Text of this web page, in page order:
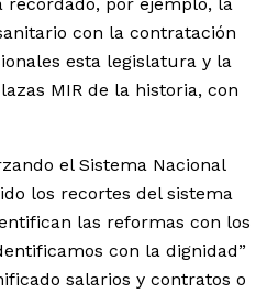
con la contratación
esta legislatura y la
MIR de la historia, con
el Sistema Nacional
los recortes del sistema
las reformas con los
con la dignidad”
salarios y contratos o